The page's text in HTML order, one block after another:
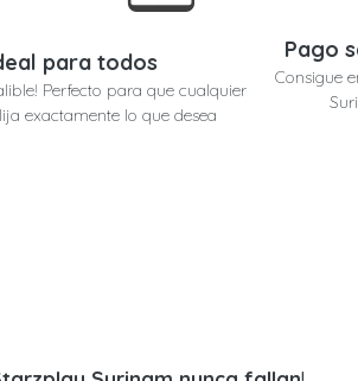
para todos
Perfecto para que cualquier
exactamente lo que desea
Pago
Consigue